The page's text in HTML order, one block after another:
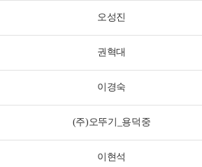
오성진
권혁대
이경숙
(주)오뚜기_용덕중
이현석